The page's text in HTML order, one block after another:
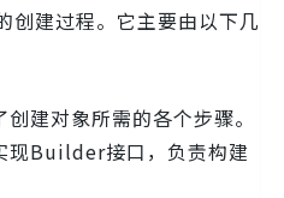
创建过程。它主要由以下几
创建对象所需的各个步骤。
现Builder接口，负责构建